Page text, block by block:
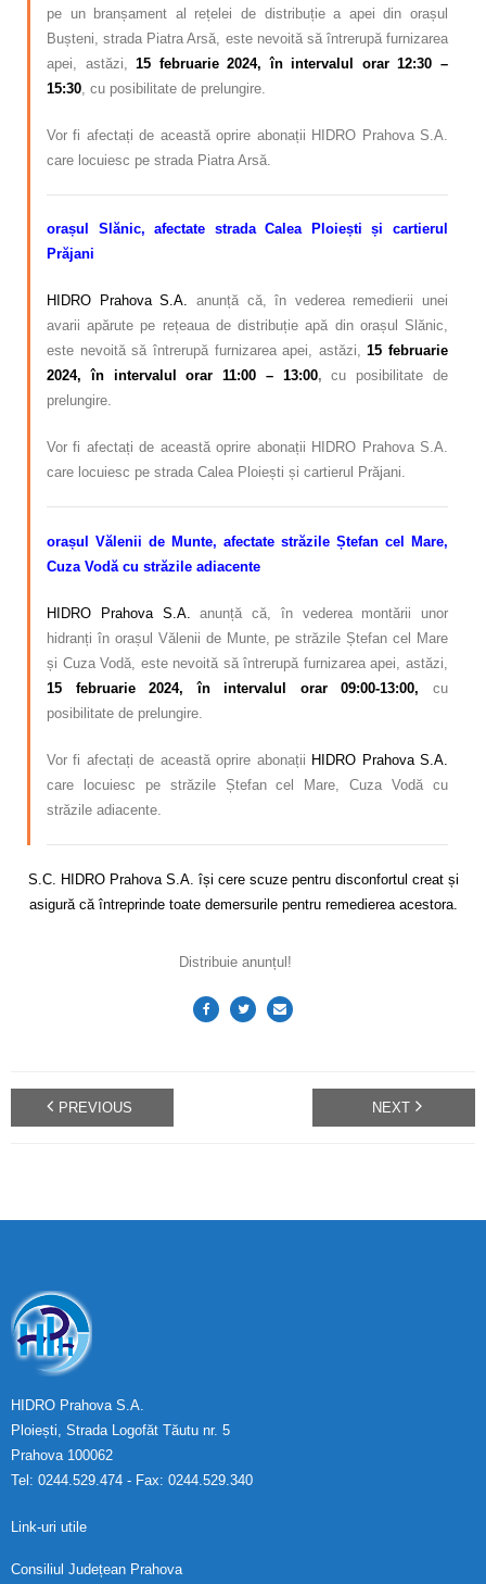
pe un branșament al rețelei de distribuție a apei din orașul
Bușteni, strada Piatra Arsă, este nevoită să întrerupă furnizarea
apei, astăzi,15 februarie 2024, în intervalul orar 12:30 –
15:30 , cu posibilitate de prelungire.
Vor fi afectați de această oprire abonații HIDRO Prahova S.A.
care locuiesc pe strada Piatra Arsă.
orașul Slănic, afectate strada Calea Ploiești și cartierul
Prăjani
HIDRO Prahova S.A. anunță că, în vederea remedierii unei
avarii apărute pe rețeaua de distribuție apă din orașul Slănic,
este nevoită să întrerupă furnizarea apei, astăzi,15 februarie
2024, în intervalul orar 11:00 – 13:00, cu posibilitate de
prelungire.
Vor fi afectați de această oprire abonații HIDRO Prahova S.A.
care locuiesc pe strada Calea Ploiești și cartierul Prăjani.
orașul Vălenii de Munte, afectate străzile Ștefan cel Mare,
Cuza Vodă cu străzile adiacente
HIDRO Prahova S.A.
anunță că, în vederea montării unor
hidranți în orașul Vălenii de Munte, pe străzile Ștefan cel Mare
și Cuza Vodă, este nevoită să întrerupă furnizarea apei, astăzi,
15 februarie 2024, în intervalul orar 09:00-13:00, cu
posibilitate de prelungire.
Vor fi afectați de această oprire abonații HIDRO Prahova S.A.
care locuiesc pe străzile Ștefan cel Mare, Cuza Vodă cu
străzile adiacente.
S.C. HIDRO Prahova S.A. își cere scuze pentru disconfortul creat și
asigură că întreprinde toate demersurile pentru remedierea acestora.
Distribuie anunțul!
PREVIOUS NEXT
HIDRO Prahova S.A.
Ploiești, Strada Logofăt Tăutu nr. 5
Prahova 100062
Tel: 0244.529.474 - Fax: 0244.529.340
Link-uri utile
Consiliul Județean Prahova